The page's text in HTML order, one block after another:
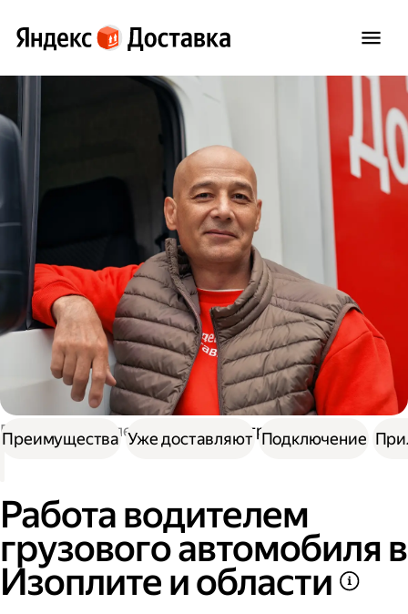
Работа водителем Работа на грузовике
Работа водителем
грузового автомобиля в
Изоплите и области
Преимущества Уже доставляют Подключение